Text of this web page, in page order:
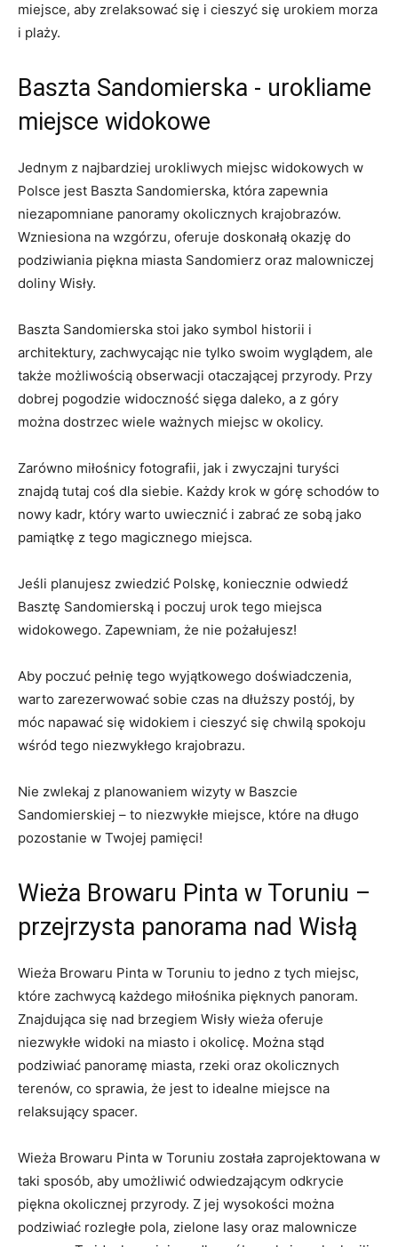
miejsce, aby zrelaksować⁤ się i‍ cieszyć ⁢się urokiem morza
i plaży.
Baszta Sandomierska ​- urokliame
miejsce⁣ widokowe
Jednym z najbardziej urokliwych miejsc ‌widokowych w
Polsce jest Baszta Sandomierska, która zapewnia
niezapomniane panoramy okolicznych ⁤krajobrazów.
Wzniesiona na wzgórzu, oferuje doskonałą ‌okazję ‍do
podziwiania ⁣piękna miasta Sandomierz oraz malowniczej
doliny Wisły.
Baszta⁤ Sandomierska‌ stoi jako ​symbol historii i
architektury, zachwycając nie ⁤tylko swoim wyglądem, ale
także możliwością obserwacji otaczającej ​przyrody. Przy
dobrej ⁢pogodzie widoczność sięga daleko, ⁢a z góry
można dostrzec wiele ważnych miejsc w​ okolicy.
Zarówno miłośnicy fotografii, jak i zwyczajni turyści
znajdą tutaj ⁣coś dla siebie. Każdy krok w górę schodów to
nowy ​kadr, który warto ⁢uwiecznić i ⁢zabrać ze sobą jako
pamiątkę z tego magicznego miejsca.
Jeśli​ planujesz ​zwiedzić‍ Polskę, koniecznie odwiedź
⁢Basztę Sandomierską i ⁢poczuj urok ⁤tego⁤ miejsca
widokowego. Zapewniam, że nie ⁤pożałujesz!
Aby poczuć pełnię⁤ tego wyjątkowego doświadczenia,
warto zarezerwować sobie czas na dłuższy postój, by
móc napawać się widokiem i cieszyć się‌ chwilą spokoju
wśród tego niezwykłego krajobrazu.
Nie zwlekaj z ‌planowaniem wizyty w Baszcie
Sandomierskiej​ – to niezwykłe miejsce, ​które‌ na długo
pozostanie w‌ Twojej pamięci!
Wieża Browaru Pinta w Toruniu –
przejrzysta panorama nad Wisłą
Wieża Browaru Pinta w Toruniu to jedno⁢ z tych miejsc,
które zachwycą każdego miłośnika pięknych panoram.‍
Znajdująca⁢ się nad brzegiem ‌Wisły wieża ​oferuje
niezwykłe widoki na miasto i⁣ okolicę. Można stąd
podziwiać panoramę ‍miasta, rzeki oraz‍ okolicznych
terenów, co sprawia, że jest ⁢to⁤ idealne ⁣miejsce na‍
relaksujący spacer.
Wieża Browaru Pinta w ⁤Toruniu została‍ zaprojektowana⁣ w
taki sposób, aby umożliwić odwiedzającym odkrycie⁣
piękna okolicznej przyrody. Z jej wysokości można⁣
podziwiać ​rozległe pola, zielone lasy ⁤oraz ‍malownicze